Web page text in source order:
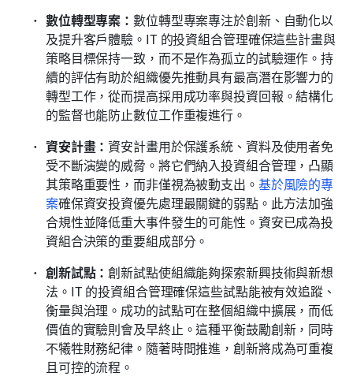
數位轉型專案：數位轉型專案專注於創新、自動化以
及提升客戶體驗。IT 的投資組合管理確保這些計畫與
策略目標保持一致，而不是作為孤立的試驗運作。持
續的評估有助於組織優先推動具有最高潛在影響力的
轉型工作，從而提高採用成功率與投資回報。結構化
的監督也能防止數位工作重複進行。
資安計畫：資安計畫用於保護系統、資料及使用者免
受不斷演變的威脅。將它們納入投資組合管理，凸顯
其策略重要性，而非僅視為被動支出。 基於風險的專
案確保資安投資優先處理最關鍵的弱點。此方法加強
合規性並降低重大事件發生的可能性。資安已成為投
資組合決策的重要組成部分。
創新試點：創新試點使組織能夠探索新興技術與新想
法。IT 的投資組合管理確保這些試點能被有效追蹤、
衡量與治理。成功的試點可在整個組織中擴展，而低
價值的實驗則會及早終止。這種平衡鼓勵創新，同時
不犧牲財務紀律。隨著時間推進，創新將成為可重複
且可控的流程。